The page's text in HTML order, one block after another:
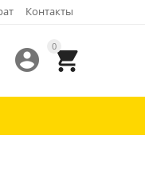
Контакты
0
